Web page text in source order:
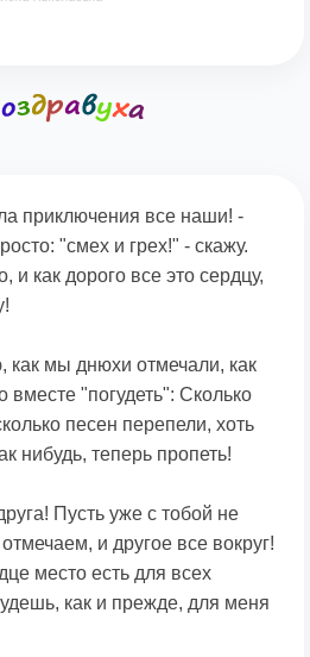
приключения все наши! -
"смех и грех!" - скажу.
и как дорого все это сердцу,
как мы днюхи отмечали, как
"погудеть": Сколько
песен перепели, хоть
нибудь, теперь пропеть!
Пусть уже с тобой не
и другое все вокруг!
место есть для всех
как и прежде, для меня